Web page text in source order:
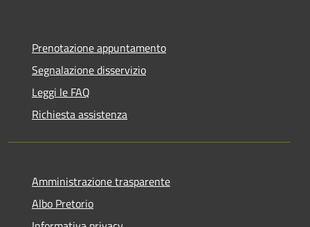
Prenotazione appuntamento
Segnalazione disservizio
Leggi le FAQ
Richiesta assistenza
Amministrazione trasparente
Albo Pretorio